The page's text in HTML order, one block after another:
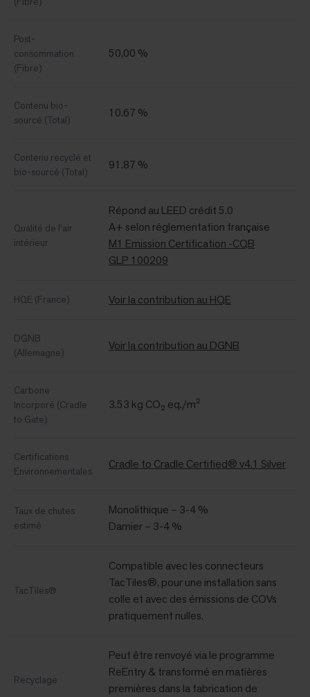
Post-
consommation
(Fibre)
50,00 %
Contenu bio-
sourcé (Total)
10.67 %
Contenu recyclé et
bio-sourcé (Total)
91.87 %
Qualité de l'air
intérieur
Répond au LEED crédit 5.0
A+ selon réglementation française
M1 Emission Certification -CQB
GLP 100209
HQE (France) Voir la contribution au HQE
DGNB
(Allemagne)
Voir la contribution au DGNB
Carbone
Incorporé (Cradle
to Gate)
3.53 kg CO₂ eq./m²
Certifications
Environnementales
Cradle to Cradle Certified® v4.1 Silver
Taux de chutes
estimé
Monolithique – 3-4 %
Damier – 3-4 %
TacTiles®
Compatible avec les connecteurs
TacTiles®, pour une installation sans
colle et avec des émissions de COVs
pratiquement nulles.
Recyclage
Peut être renvoyé via le programme
ReEntry & transformé en matières
premières dans la fabrication de